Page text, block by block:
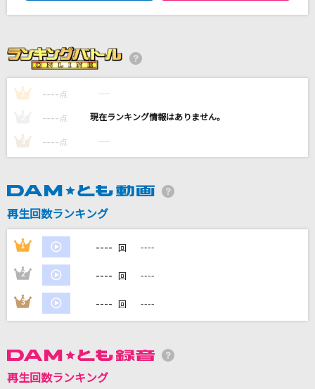
大塚 愛
チェリー
Salute Desire
郷ひろみ
カラオケ最新情報をチェック！
1 ---- 点 ----
---- 点 ----
3 ---- 点 ----
再生回数ランキング
1 ---- 回 ----
2 ---- 回 ----
3 ---- 回 ----
再生回数ランキング